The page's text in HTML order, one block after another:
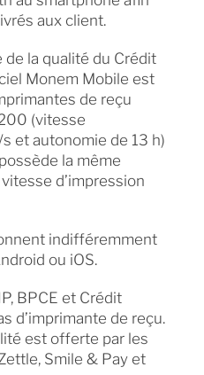
aux client.
de la qualité du Crédit
Monem Mobile est
de reçu
(vitesse
et autonomie de 13 h)
la même
d’impression
indifféremment
ou iOS.
BPCE et Crédit
d’imprimante de reçu.
est offerte par les
Smile & Pay et